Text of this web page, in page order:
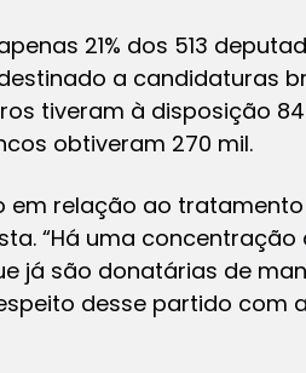
21% dos 513
a candidaturas
tiveram à disposição
obtiveram 270 mil.
em relação ao
“Há uma
já são donatárias de
desse partido com